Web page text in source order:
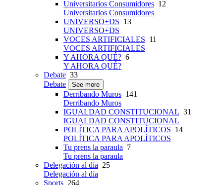
Universitarios Consumidores 12
Universitarios Consumidores
UNIVERSO+DS 13
UNIVERSO+DS
VOCES ARTIFICIALES 11
VOCES ARTIFICIALES
Y AHORA QUÉ? 6
Y AHORA QUÉ?
Debate 33
Debate
See more
Derribando Muros 141
Derribando Muros
IGUALDAD CONSTITUCIONAL 31
IGUALDAD CONSTITUCIONAL
POLÍTICA PARA APOLÍTICOS 14
POLÍTICA PARA APOLÍTICOS
Tu prens la paraula 7
Tu prens la paraula
Delegación al día 25
Delegación al día
Sports 264